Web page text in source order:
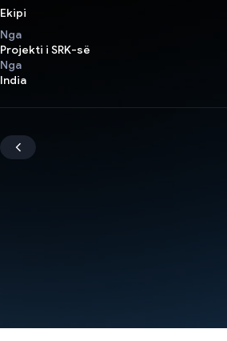
Ekipi
Nga
Projekti i SRK-së
Nga
India